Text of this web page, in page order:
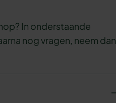
In onderstaande
nog vragen, neem dan